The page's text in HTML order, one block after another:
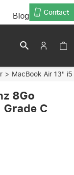
Blog Contact
search
MacBook Air 13"
8Go
Grade C